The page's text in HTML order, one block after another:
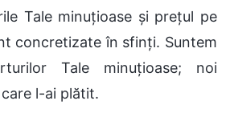
Tale minuțioase și prețul pe
concretizate în sfinți. Suntem
Tale minuțioase; noi
l-ai plătit.